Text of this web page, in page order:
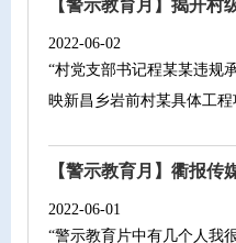
【警示教育月】揭开村
2022-06-02
“村党支部书记程某某违规
映新昌乡岩前村某具体工程
【警示教育月】衢报
2022-06-01
“警示教育片中有几个人我